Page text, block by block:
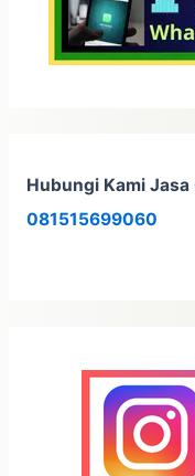
Hubungi Kami
081515699060